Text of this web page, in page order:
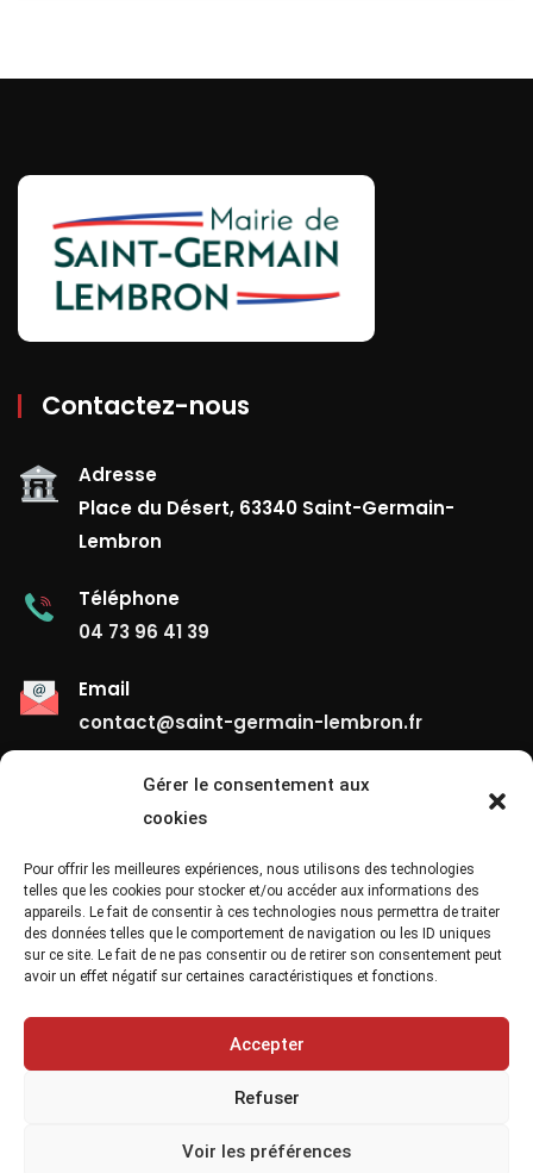
Gérer le consentement aux
cookies
Pour offrir les meilleures expériences, nous utilisons des technologies
telles que les cookies pour stocker et/ou accéder aux informations des
appareils. Le fait de consentir à ces technologies nous permettra de traiter
des données telles que le comportement de navigation ou les ID uniques
sur ce site. Le fait de ne pas consentir ou de retirer son consentement peut
avoir un effet négatif sur certaines caractéristiques et fonctions.
Accepter
Refuser
Voir les préférences
Contactez-nous
Adresse
Place du Désert, 63340 Saint-Germain-
Lembron
Téléphone
04 73 96 41 39
Email
contact@saint-germain-lembron.fr
Liens Utiles
Contact
Mentions Légales
Confidentialité
Site Map